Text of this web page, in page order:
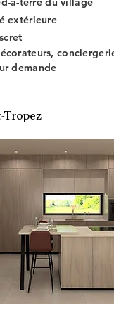
extérieure
demande